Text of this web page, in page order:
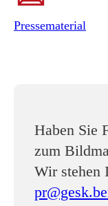
Pressematerial
Haben Sie
zum
Wir stehen